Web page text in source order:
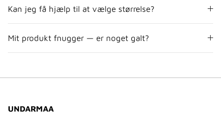
Kan jeg få hjælp til at vælge størrelse?
Mit produkt fnugger — er noget galt?
UNDARMAA